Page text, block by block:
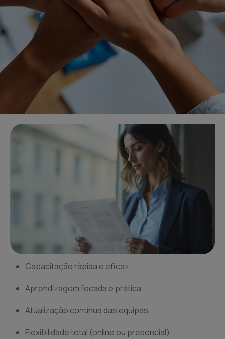
Capacitação rápida e eficaz
Aprendizagem focada e prática
Atualização contínua das equipas
Flexibilidade total (online ou presencial)